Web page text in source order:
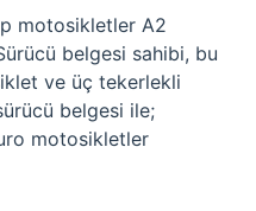
motosikletler A2
belgesi sahibi, bu
ve üç tekerlekli
belgesi ile;
motosikletler